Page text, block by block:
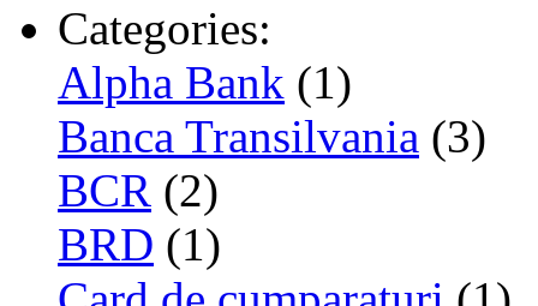
Categories:
Alpha Bank (1)
Banca Transilvania (3)
BCR (2)
BRD (1)